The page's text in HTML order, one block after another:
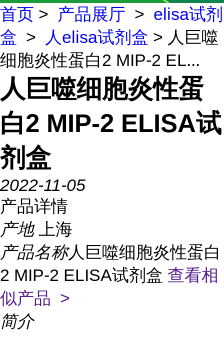
首页 > 产品展厅 > elisa试剂
盒 > 人elisa试剂盒 > 人巨噬
细胞炎性蛋白2 MIP-2 EL...
人巨噬细胞炎性蛋
白2 MIP-2 ELISA试
剂盒
2022-11-05
产品详情
产地
上海
产品名称人巨噬细胞炎性蛋白
2 MIP-2 ELISA试剂盒 查看相
似产品 >
简介